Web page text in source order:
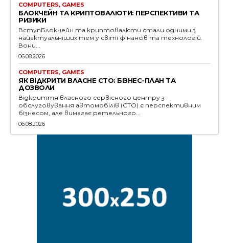
COMPUTERS, GAMES
БЛОКЧЕЙН ТА КРИПТОВАЛЮТИ: ПЕРСПЕКТИВИ ТА
РИЗИКИ
ВступБлокчейн та криптовалюти стали одними з
найактуальніших тем у світі фінансів та технологій.
Вони...
06.08.2026
COMPUTERS, GAMES
ЯК ВІДКРИТИ ВЛАСНЕ СТО: БІЗНЕС-ПЛАН ТА
ДОЗВОЛИ
Відкриття власного сервісного центру з
обслуговування автомобілів (СТО) є перспективним
бізнесом, але вимагає ретельного...
06.08.2026